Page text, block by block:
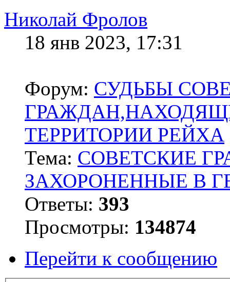
Николай Фролов
18 янв 2023, 17:31
Форум: СУДЬБЫ
ТЕРРИТОРИИ РЕЙХА
Тема: СОВЕТСКИЕ
ЗАХОРОНЕННЫЕ В
Ответы: 393
Просмотры: 134874
Перейти к сообщению